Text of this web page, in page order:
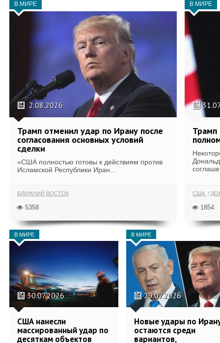
В МИРЕ
2.08.2026
Трамп отменил удар по Ирану после
согласования основных условий
сделки
«США полностью готовы к действиям против
Исламской Республики Иран...
БЛИЖНИЙ ВОСТОК
5358
В МИРЕ
Трамп
США
1854
В МИРЕ
30.07.2026
США нанесли
массированный удар по
десяткам объектов
В МИРЕ
29.07.2026
Новые удары по
остаются среди
вариантов,